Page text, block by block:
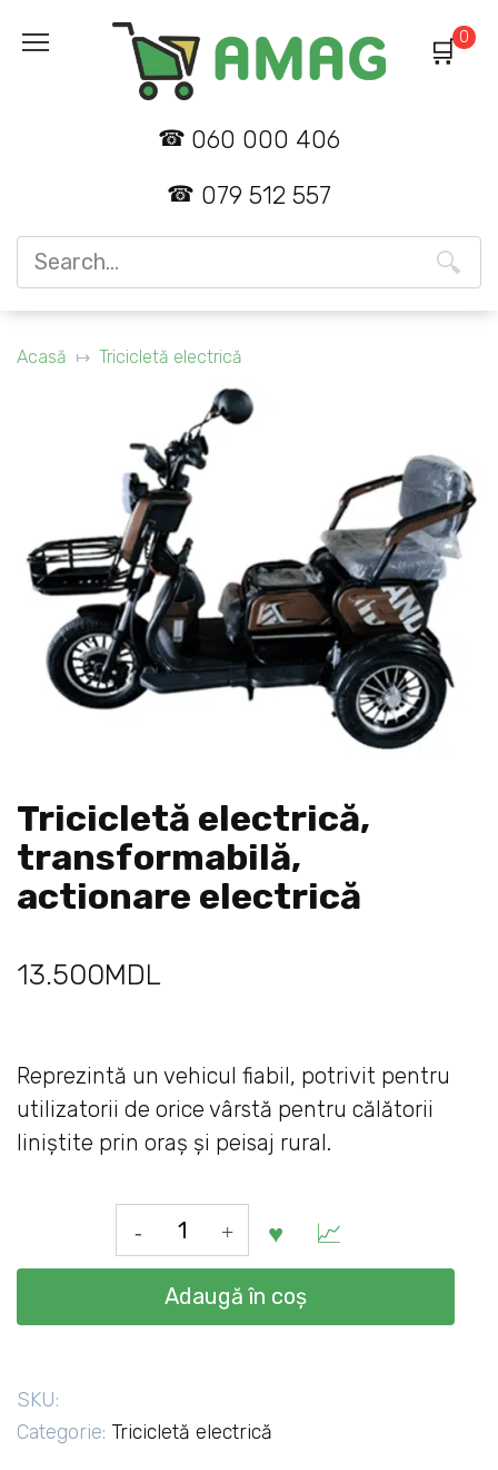
060 000 406
079 512 557
0
Search
for:
Acasă Tricicletă electrică
Tricicletă electrică,
transformabilă,
actionare electrică
13.500MDL
Reprezintă un vehicul fiabil, potrivit pentru
utilizatorii de orice vârstă pentru călătorii
liniștite prin oraș și peisaj rural.
Cantitate
Tricicletă
electrică,
transformabilă,
Adaugă în coș
SKU:
Categorie: Tricicletă electrică